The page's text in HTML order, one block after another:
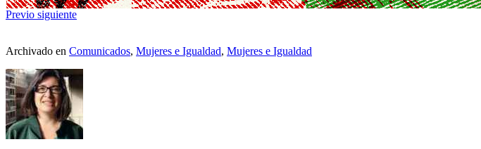
Previo siguiente
Archivado en Comunicados, Mujeres e Igualdad, Mujeres e Igualdad